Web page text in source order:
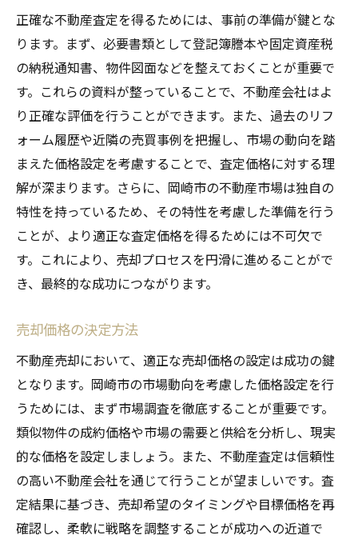
正確な不動産査定を得るためには、事前の準備が鍵とな
ります。まず、必要書類として登記簿謄本や固定資産税
の納税通知書、物件図面などを整えておくことが重要で
す。これらの資料が整っていることで、不動産会社はよ
り正確な評価を行うことができます。また、過去のリフ
ォーム履歴や近隣の売買事例を把握し、市場の動向を踏
まえた価格設定を考慮することで、査定価格に対する理
解が深まります。さらに、岡崎市の不動産市場は独自の
特性を持っているため、その特性を考慮した準備を行う
ことが、より適正な査定価格を得るためには不可欠で
す。これにより、売却プロセスを円滑に進めることがで
き、最終的な成功につながります。
売却価格の決定方法
不動産売却において、適正な売却価格の設定は成功の鍵
となります。岡崎市の市場動向を考慮した価格設定を行
うためには、まず市場調査を徹底することが重要です。
類似物件の成約価格や市場の需要と供給を分析し、現実
的な価格を設定しましょう。また、不動産査定は信頼性
の高い不動産会社を通じて行うことが望ましいです。査
定結果に基づき、売却希望のタイミングや目標価格を再
確認し、柔軟に戦略を調整することが成功への近道で